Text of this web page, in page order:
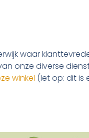
waar
onze diverse
winkel (let op: dit is